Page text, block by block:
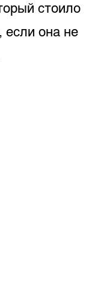
стоило
если она не